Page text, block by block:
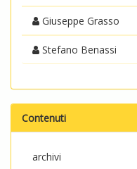
Giuseppe Grasso
Stefano Benassi
Contenuti
archivi